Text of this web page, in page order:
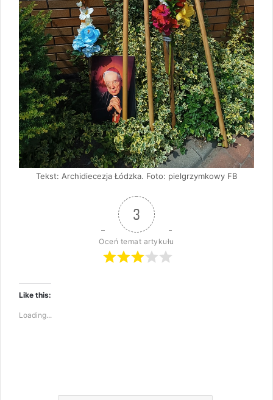
Tekst: Archidiecezja Łódzka. Foto: pielgrzymkowy FB
3
Oceń temat artykułu
Like this:
Loading...